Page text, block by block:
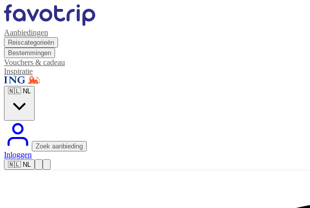
Aanbiedingen
Reiscategorieën
Bestemmingen
Vouchers & cadeau
Inspiratie
🇳🇱 NL
Inloggen
Zoek aanbieding
🇳🇱 NL